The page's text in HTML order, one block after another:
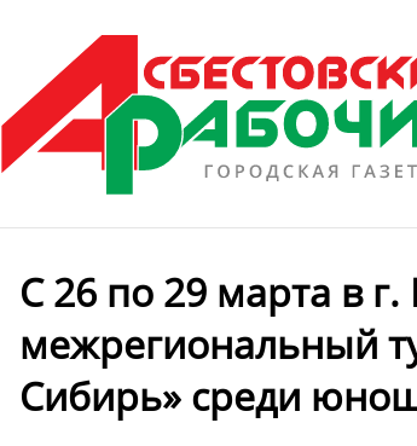
С 26 по 29 марта в
межрегиональный
Сибирь» среди